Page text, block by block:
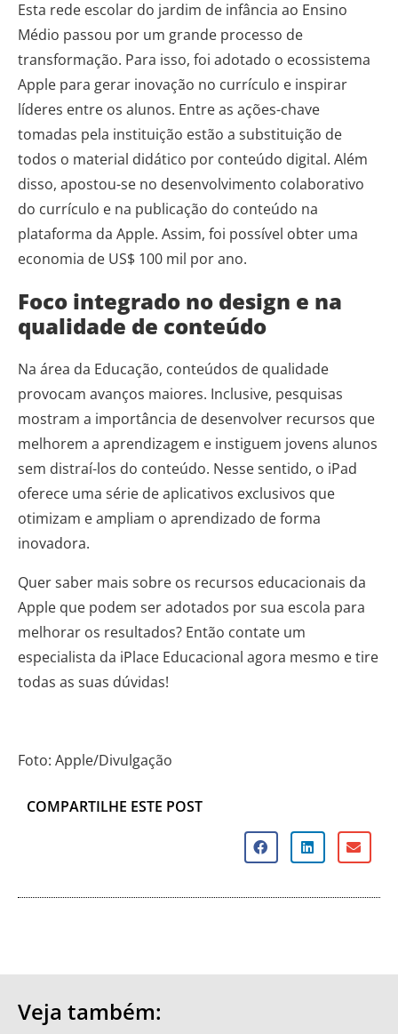
Esta rede escolar do jardim de infância ao Ensino
Médio passou por um grande processo de
transformação. Para isso, foi adotado o ecossistema
Apple para gerar inovação no currículo e inspirar
líderes entre os alunos. Entre as ações-chave
tomadas pela instituição estão a substituição de
todos o material didático por conteúdo digital. Além
disso, apostou-se no desenvolvimento colaborativo
do currículo e na publicação do conteúdo na
plataforma da Apple. Assim, foi possível obter uma
economia de US$ 100 mil por ano.
Foco integrado no design e na
qualidade de conteúdo
Na área da Educação, conteúdos de qualidade
provocam avanços maiores. Inclusive, pesquisas
mostram a importância de desenvolver recursos que
melhorem a aprendizagem e instiguem jovens alunos
sem distraí-los do conteúdo. Nesse sentido, o iPad
oferece uma série de aplicativos exclusivos que
otimizam e ampliam o aprendizado de forma
inovadora.
Quer saber mais sobre os recursos educacionais da
Apple que podem ser adotados por sua escola para
melhorar os resultados? Então contate um
especialista da iPlace Educacional agora mesmo e tire
todas as suas dúvidas!
Foto: Apple/Divulgação
COMPARTILHE ESTE POST
Veja também: